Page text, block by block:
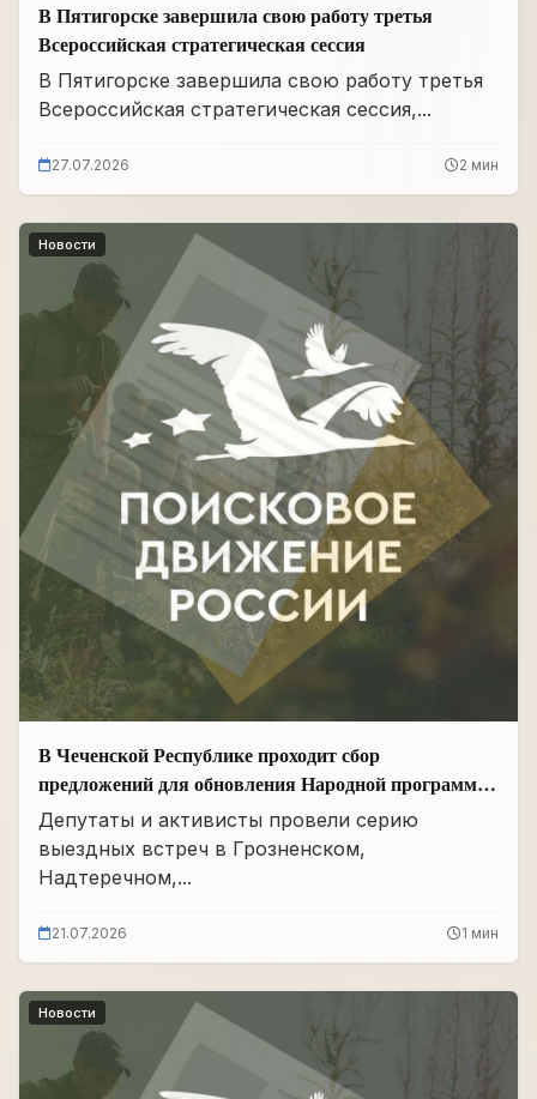
В Пятигорске завершила свою работу третья
Всероссийская стратегическая сессия
В Пятигорске завершила свою работу третья
Всероссийская стратегическая сессия,...
27.07.2026 2 мин
Новости
В Чеченской Республике проходит сбор
предложений для обновления Народной программы
в сфере АПК
Депутаты и активисты провели серию
выездных встреч в Грозненском,
Надтеречном,...
21.07.2026 1 мин
Новости